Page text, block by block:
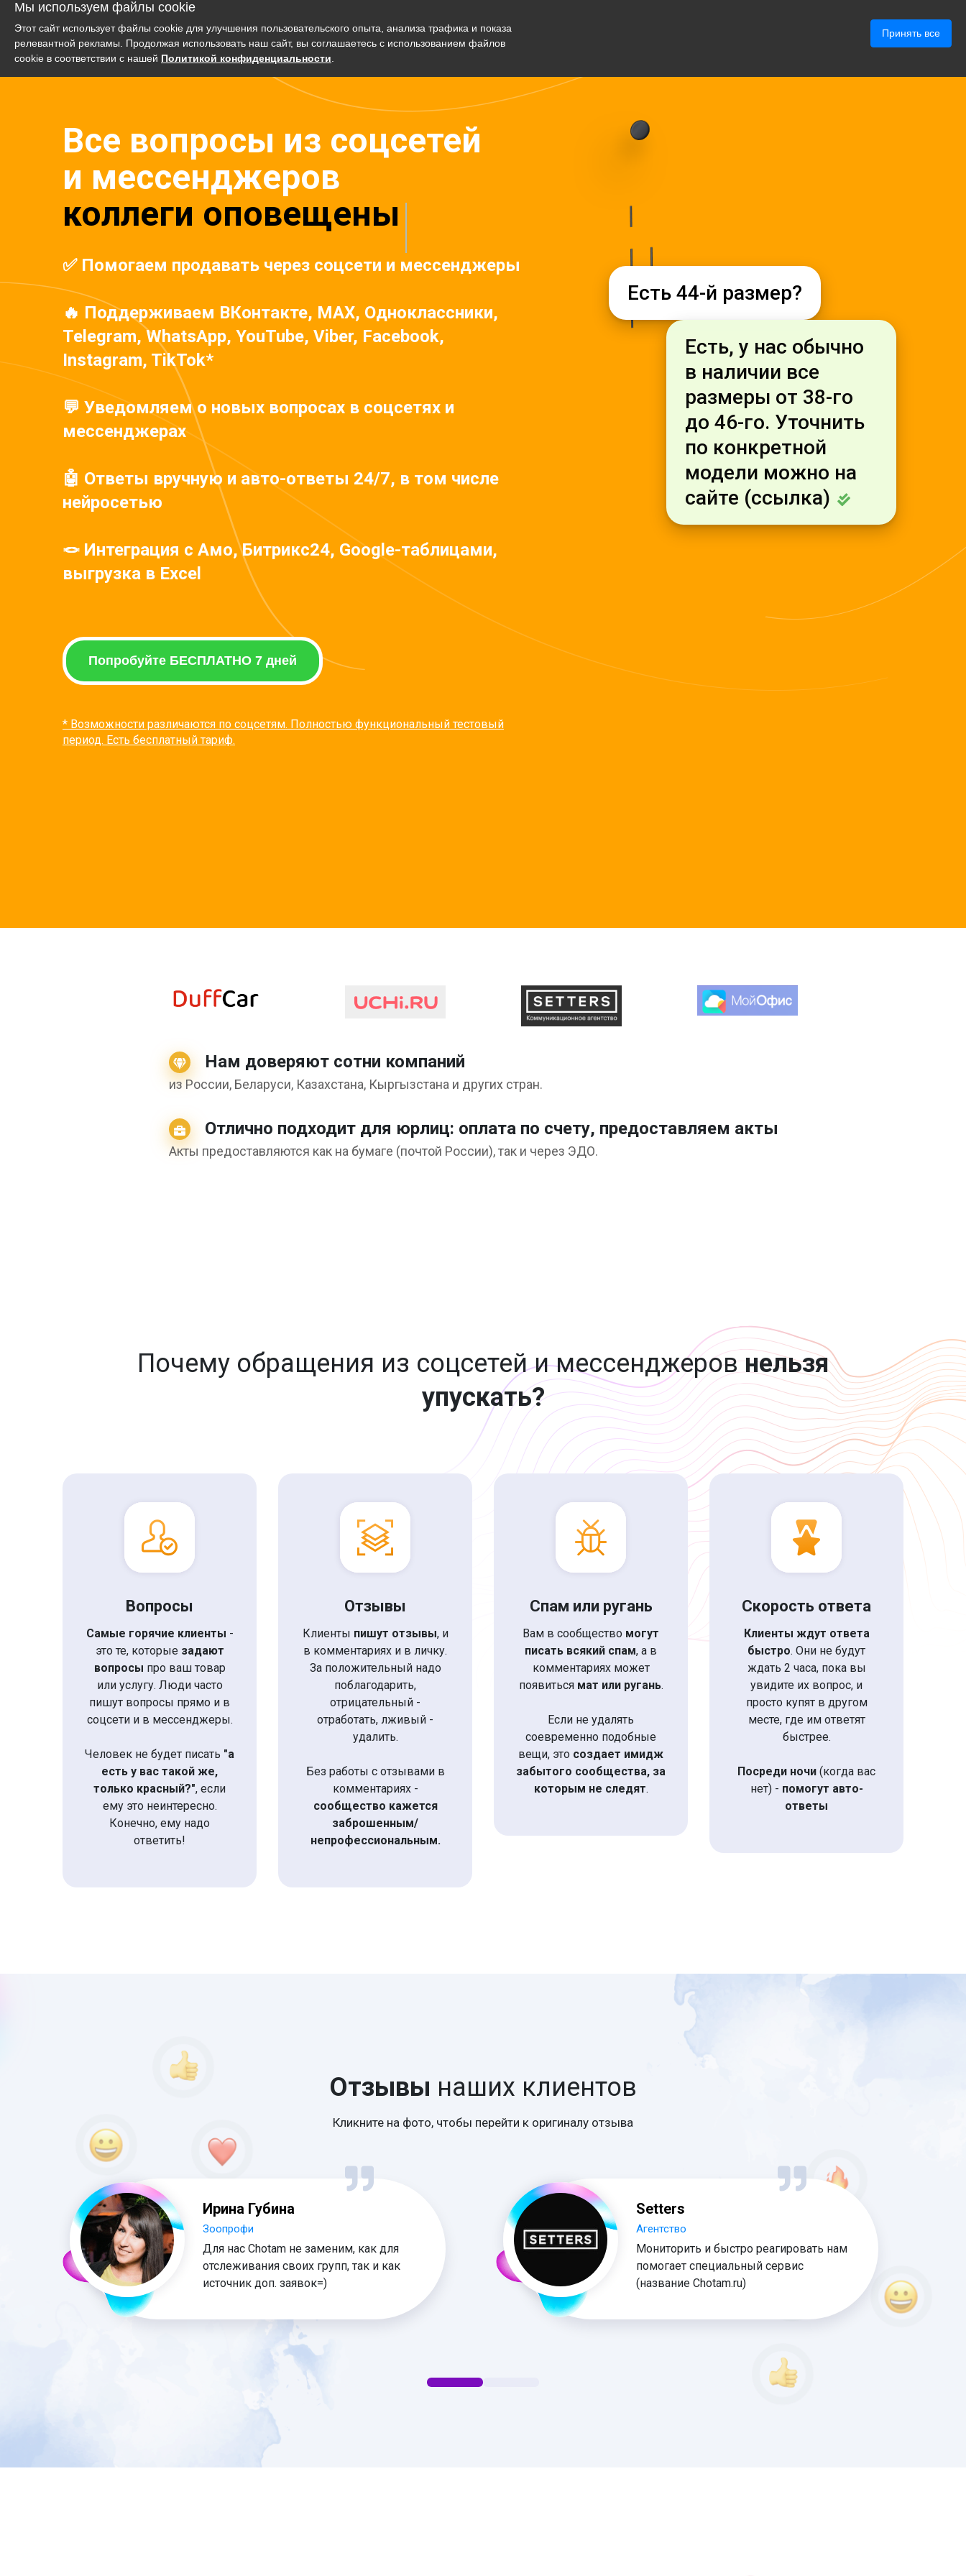
Платформа Решения Ресурсы Войти
Все вопросы из соцсетей
и мессенджеров
коллеги оповещены
✅ Помогаем продавать через соцсети и мессенджеры
🔥 Поддерживаем ВКонтакте, MAX, Одноклассники,
Telegram, WhatsApp, YouTube, Viber, Facebook,
Instagram, TikTok*
💬 Уведомляем о новых вопросах в соцсетях и
мессенджерах
🤖 Ответы вручную и авто-ответы 24/7, в том числе
нейросетью
🪢 Интеграция с Амо, Битрикс24, Google-таблицами,
выгрузка в Excel
Попробуйте БЕСПЛАТНО 7 дней
* Возможности различаются по соцсетям. Полностью функциональный тестовый
период. Есть бесплатный тариф.
Есть 44-й размер?
Есть, у нас обычно
в наличии все
размеры от 38-го
до 46-го. Уточнить
по конкретной
модели можно на
сайте (ссылка)
Нам доверяют сотни компаний
из России, Беларуси, Казахстана, Кыргызстана и других стран.
Отлично подходит для юрлиц: оплата по счету, предоставляем акты
Акты предоставляются как на бумаге (почтой России), так и через ЭДО.
Почему обращения из соцсетей и мессенджеровнельзя
упускать?
Вопросы
Самые горячие клиенты -
это те, которые задают
вопросы про ваш товар
или услугу. Люди часто
пишут вопросы прямо и в
соцсети и в мессенджеры.
Человек не будет писать "а
есть у вас такой же,
только красный?", если
ему это неинтересно.
Конечно, ему надо
ответить!
Отзывы
Клиенты пишут отзывы, и
в комментариях и в личку.
За положительный надо
поблагодарить,
отрицательный -
отработать, лживый -
удалить.
Без работы с отзывами в
комментариях -
сообщество кажется
заброшенным/
непрофессиональным.
Спам или ругань
Вам в сообщество могут
писать всякий спам, а в
комментариях может
появиться мат или ругань.
Если не удалять
соевременно подобные
вещи, это создает имидж
забытого сообщества, за
которым не следят.
Скорость ответа
Клиенты ждут ответа
быстро. Они не будут
ждать 2 часа, пока вы
увидите их вопрос, и
просто купят в другом
месте, где им ответят
быстрее.
Посреди ночи (когда вас
нет) - помогут авто-
ответы
Отзывы наших клиентов
Кликните на фото, чтобы перейти к оригиналу отзыва
Ирина Губина
Зоопрофи
Для нас Chotam не заменим, как для
отслеживания своих групп, так и как
источник доп. заявок=)
Setters
Агентство
Мониторить и быстро реагировать нам
помогает специальный сервис
(название Chotam.ru)
Мы используем файлы cookie
Этот сайт использует файлы cookie для улучшения пользовательского опыта, анализа трафика и показа
релевантной рекламы. Продолжая использовать наш сайт, вы соглашаетесь с использованием файлов
cookie в соответствии с нашей Политикой конфиденциальности
Принять все